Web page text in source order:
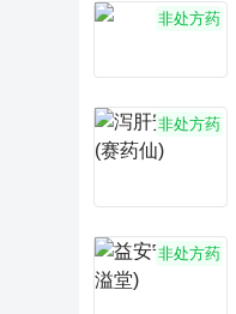
非处方药
非处方药
非处方药